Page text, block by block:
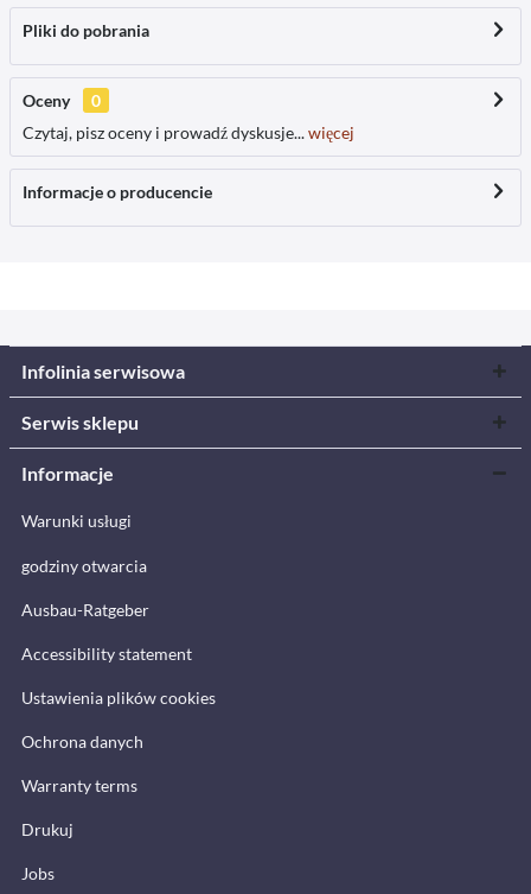
Pliki do pobrania
Oceny
0
Czytaj, pisz oceny i prowadź dyskusje...więcej
Informacje o producencie
Infolinia serwisowa
Serwis sklepu
Informacje
Warunki usługi
godziny otwarcia
Ausbau-Ratgeber
Accessibility statement
Ustawienia plików cookies
Ochrona danych
Warranty terms
Drukuj
Jobs